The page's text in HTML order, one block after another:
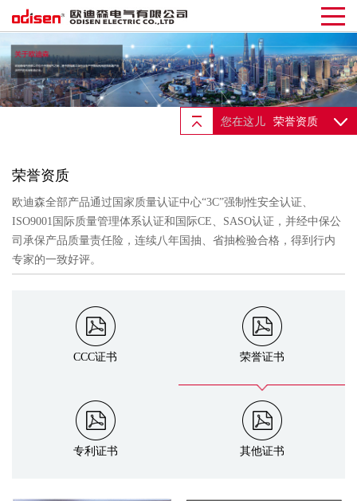
您在这儿 荣誉资质
荣誉资质
欧迪森全部产品通过国家质量认证中心“3C”强制性安全认证、
ISO9001国际质量管理体系认证和国际CE、SASO认证，并经中保公
司承保产品质量责任险，连续八年国抽、省抽检验合格，得到行内
专家的一致好评。
CCC证书 荣誉证书
专利证书 其他证书